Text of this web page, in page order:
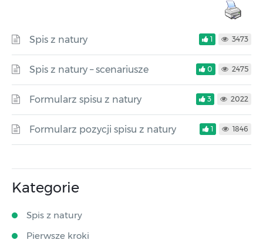
Spis z natury 1 3473
Spis z natury – scenariusze 0 2475
Formularz spisu z natury 3 2022
Formularz pozycji spisu z natury 1 1846
Kategorie
Spis z natury
Pierwsze kroki